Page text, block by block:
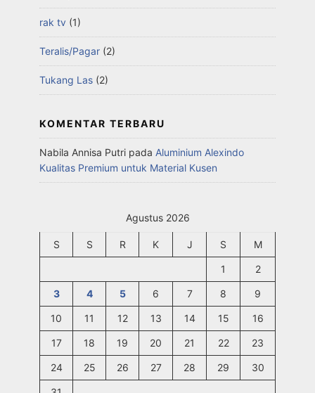
rak tv (1)
Teralis/Pagar (2)
Tukang Las (2)
KOMENTAR TERBARU
Nabila Annisa Putri pada Aluminium Alexindo
Kualitas Premium untuk Material Kusen
Agustus 2026
S S R K J S M
1 2
3 4 5 6 7 8 9
10 11 12 13 14 15 16
17 18 19 20 21 22 23
24 25 26 27 28 29 30